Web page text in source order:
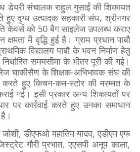
डेयरी संचालक राहुल गुसाईं की शिकायत
हुए दुग्ध उत्पादक सहकारी संघ, श्रीनगर
केवर्स को 50 बैग साइलेज उपलब्ध कराए
में वृद्धि हुई है। ग्राम प्रधान पाबौ
विद्यालय पाबौ के भवन निर्माण हेतु
समयसीमा के भीतर पूरी की गई।
चाकीसैण के शिक्षक-अभिभावक संघ की
करते हुए किचन-कम-स्टोर की मरम्मत के
गई। इसी प्रकार अन्य शिकायतों पर
पर कार्रवाई करते हुए उनका समाधान
डीएफओ महातिम यादव, एडीएम एफ
गौरी प्रभात, एएसपी अनूप काला,